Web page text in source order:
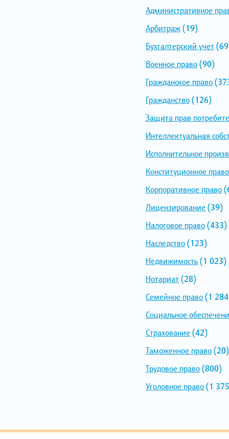
Административное
Арбитраж(19)
Бухгалтерский учет
Военное право(90)
Гражданское право
Гражданство(126)
Защита прав
Интеллектуальная
Исполнительное
Конституционное право
Корпоративное право
Лицензирование (39)
Налоговое право(433)
Наследство(123)
Недвижимость(1 023)
Нотариат(28)
Семейное право(1
Социальное
Страхование (42)
Таможенное право(20)
Трудовое право(800)
Уголовное право(1